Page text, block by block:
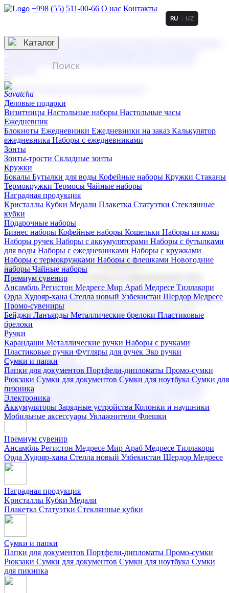
+998 (55) 511-00-66 О нас Контакты
3D гравировка
смолой (Doming)
гравировка твердая
тиснение
RU UZ
☰
Контакты
Каталог
Деловые подарки
Визитницы Настольные наборы Настольные часы
Ежедневник
Блокноты Ежедневники Ежедневники на заказ Калькулятор
ежедневника Наборы с ежедневниками
Зонты
Зонты-трости Складные зонты
Кружки
Бокалы Бутылки для воды Кофейные наборы Кружки Стаканы
Термокружки Термосы Чайные наборы
Наградная продукция
Kристаллы Кубки Медали Плакетка Статуэтки Стеклянные
кубки
Подарочные наборы
Бизнес наборы Кофейные наборы Кошельки Наборы из кожи
Наборы ручек Наборы с аккумуляторами Наборы с бутылками
для воды Наборы с ежедневниками Наборы с кружками
Наборы с термокружками Наборы с флешками Новогодние
наборы Чайные наборы
Премиум сувенир
Ансамбль Регистон Медресе Мир Араб Медресе Тиллакори
Орда Худояр-хана Стелла новый Узбекистан Шердор Медресе
Промо-сувениры
Бейджи Ланъярды Металлические брелоки Пластиковые
брелоки
Ручки
Карандаши Металлические ручки Наборы с ручками
Пластиковые ручки Футляры для ручек Эко ручки
Сумки и папки
Папки для документов Портфели-дипломаты Промо-сумки
Рюкзаки Сумки для документов Сумки для ноутбука Сумки для
пикника
Электроника
Аккумуляторы Зарядные устройства Колонки и наушники
Мобильные аксессуары Увлажнители Флешки
Корпоративные подарки
Поставка со склада и производство
Мы предлагаем широкий выбор корпоративных подарков и
сувениров с логотипом. В нашем каталоге вы найдете
продукцию для бизнеса, мероприятия и клиентов.
Подарочные наборы
Бизнес наборыКофейные наборы Кошельки
Наборы из кожиНаборы ручекНаборы с аккумуляторами
Наборы с бутылками для воды
Наборы с ежедневниками
Наборы с кружками
флешкамиНовогодние наборыЧайные наборы
Премиум сувенир
Ансамбль Регистон Медресе Мир Араб Медресе Тиллакори
Орда Худояр-хана Стелла новый Узбекистан Шердор Медресе
Наградная продукция
Kристаллы Кубки Медали
Плакетка Статуэтки Стеклянные кубки
Сумки и папки
Папки для документов Портфели-дипломаты Промо-сумки
Рюкзаки Сумки для документов Сумки для ноутбука Сумки
для пикника